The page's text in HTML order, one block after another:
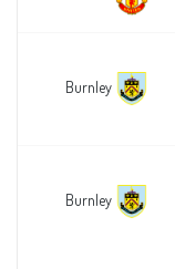
Burnley
Burnley